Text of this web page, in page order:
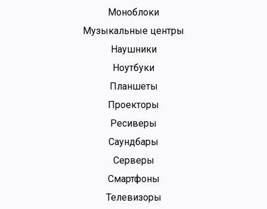
Моноблоки
Музыкальные центры
Наушники
Ноутбуки
Планшеты
Проекторы
Ресиверы
Саундбары
Серверы
Смартфоны
Телевизоры